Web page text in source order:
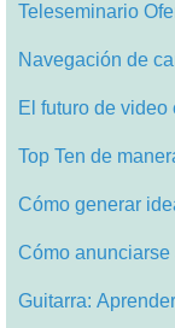
Teleseminario
Navegación de
El futuro de
Top Ten de
Cómo generar
Cómo
Guitarra: